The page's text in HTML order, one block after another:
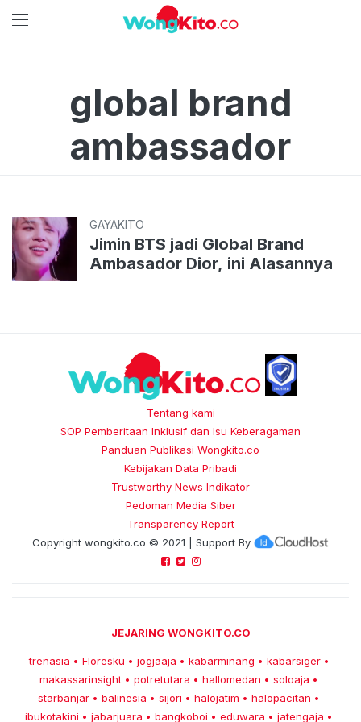
global brand
ambassador
GAYAKITO
Jimin BTS jadi Global Brand
Ambasador Dior, ini Alasannya
Tentang kami
SOP Pemberitaan Inklusif dan Isu Keberagaman
Panduan Publikasi Wongkito.co
Kebijakan Data Pribadi
Trustworthy News Indikator
Pedoman Media Siber
Transparency Report
Copyright wongkito.co © 2021 | Support By
JEJARING WONGKITO.CO
trenasia • Floresku • jogjaaja • kabarminang • kabarsiger •
makassarinsight • potretutara • hallomedan • soloaja •
starbanjar • balinesia • sijori • halojatim • halopacitan •
ibukotakini • jabarjuara • bangkoboi • eduwara • jatengaja •